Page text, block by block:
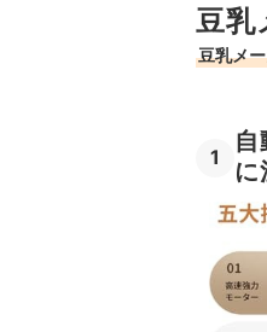
豆乳
豆乳メ
1
自
に